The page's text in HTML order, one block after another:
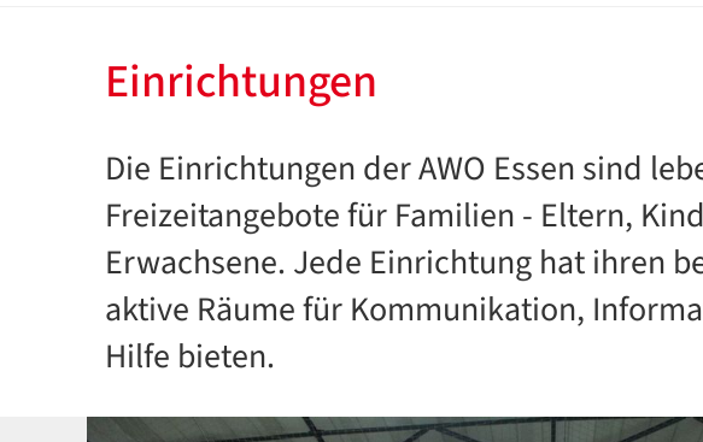
Einrichtungen
Die Einrichtungen der AWO Essen sind
Freizeitangebote für Familien - Eltern,
Erwachsene. Jede Einrichtung hat ihren
aktive Räume für Kommunikation,
Hilfe bieten.